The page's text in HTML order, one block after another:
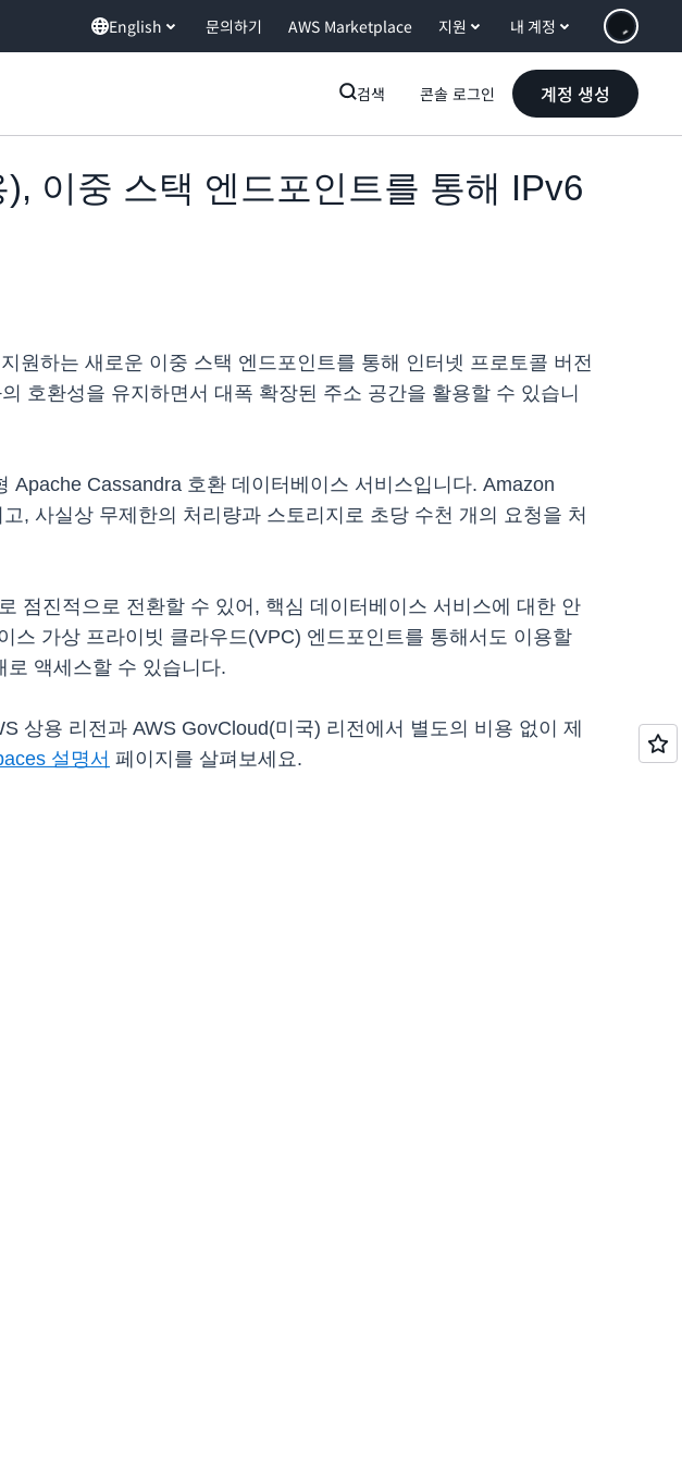
English 문의하기 AWS Marketplace 지원 내 계정
검색 콘솔 로그인 계정 생성
이중 스택 엔드포인트를 통해 IPv6
원하는 새로운 이중 스택 엔드포인트를 통해 인터넷 프로토콜 버전
호환성을 유지하면서 대폭 확장된 주소 공간을 활용할 수 있습니
Cassandra 호환 데이터베이스 서비스입니다. Amazon
, 사실상 무제한의 처리량과 스토리지로 초당 수천 개의 요청을 처
점진적으로 전환할 수 있어, 핵심 데이터베이스 서비스에 대한 안
가상 프라이빗 클라우드(VPC) 엔드포인트를 통해서도 이용할
액세스할 수 있습니다.
상용 리전과 AWS GovCloud(미국) 리전에서 별도의 비용 없이 제
설명서 페이지를 살펴보세요.